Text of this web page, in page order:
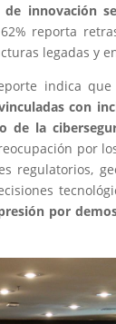
innovación
reporta
legadas y
indica que
con
de la
por
regulatorios,
por